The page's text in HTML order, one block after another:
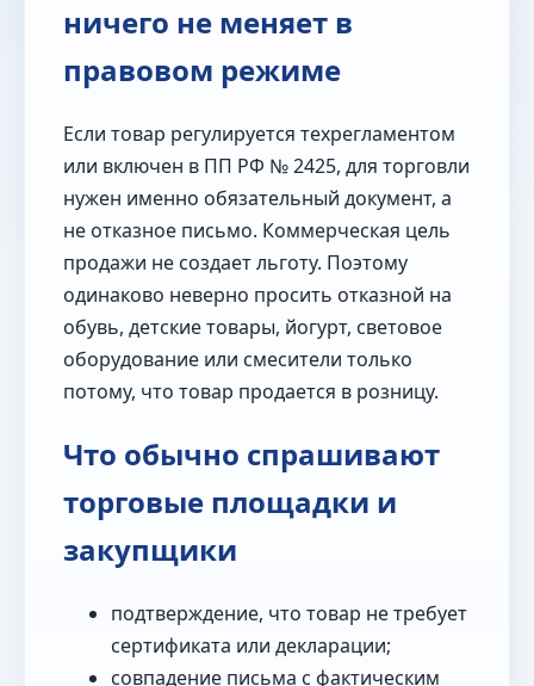
ничего не меняет в
правовом режиме
Если товар регулируется техрегламентом
или включен в ПП РФ № 2425, для торговли
нужен именно обязательный документ, а
не отказное письмо. Коммерческая цель
продажи не создает льготу. Поэтому
одинаково неверно просить отказной на
обувь, детские товары, йогурт, световое
оборудование или смесители только
потому, что товар продается в розницу.
Что обычно спрашивают
торговые площадки и
закупщики
подтверждение, что товар не требует
сертификата или декларации;
совпадение письма с фактическим